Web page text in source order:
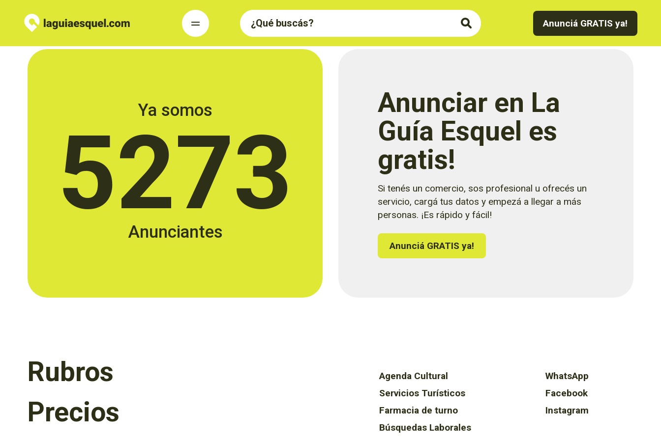
Anunciá GRATIS ya!
Ya somos
5273
Anunciantes
Anunciar en La
Guía Esquel es
gratis!
Si tenés un comercio, sos profesional u ofrecés un
servicio, cargá tus datos y empezá a llegar a más
personas. ¡Es rápido y fácil!
Anunciá GRATIS ya!
Rubros
Precios
Agenda Cultural
Servicios Turísticos
Farmacia de turno
Búsquedas Laborales
WhatsApp
Facebook
Instagram